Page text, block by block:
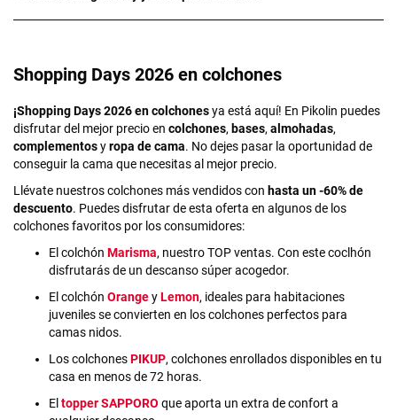
Shopping Days 2026 en colchones
¡Shopping Days 2026 en colchonesya está aquí! En Pikolin puedes
disfrutar del mejor precio en colchones, bases, almohadas,
complementosyropa de cama. No dejes pasar la oportunidad de
conseguir la cama que necesitas al mejor precio.
Llévate nuestros colchones más vendidos con hasta un -60% de
descuento. Puedes disfrutar de esta oferta en algunos de los
colchones favoritos por los consumidores:
El colchón Marisma, nuestro TOP ventas. Con este coclhón
disfrutarás de un descanso súper acogedor.
El colchón OrangeyLemon, ideales para habitaciones
juveniles se convierten en los colchones perfectos para
camas nidos.
Los colchonesPIKUP, colchones enrollados disponibles en tu
casa en menos de 72 horas.
El topper SAPPORO que aporta un extra de confort a